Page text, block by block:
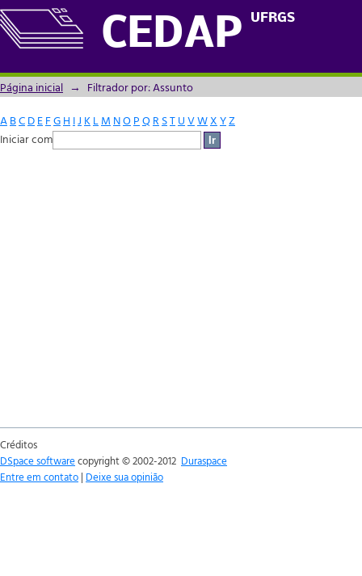
CEDAP UFRGS
Filtrador por: Assunto
Página inicial → Filtrador por: Assunto
ABCDEFGH IJ KLM NOPQRSTUVWXYZ
Iniciar com
Créditos
DSpace softwarecopyright © 2002-2012 Duraspace
Entre em contato | Deixe sua opinião